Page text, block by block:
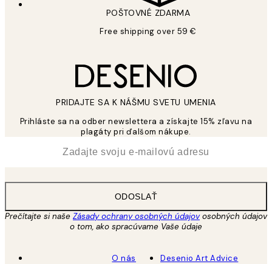
POŠTOVNÉ ZDARMA
Free shipping over 59 €
PRIDAJTE SA K NÁŠMU SVETU UMENIA
Prihláste sa na odber newslettera a získajte 15% zľavu na
plagáty pri ďalšom nákupe.
ODOSLAŤ
Prečítajte si naše Zásady ochrany osobných údajovosobných údajov
o tom, ako spracúvame Vaše údaje
O nás
Desenio Art Advice